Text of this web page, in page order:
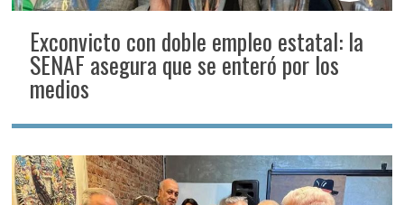
Exconvicto con doble empleo estatal: la
SENAF asegura que se enteró por los
medios